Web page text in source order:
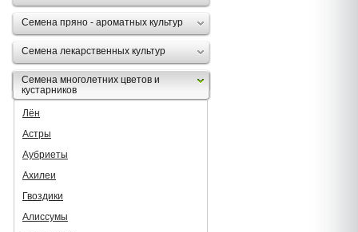
Семена пряно - ароматных культур
Семена лекарственных культур
Семена многолетних цветов и
кустарников
Лён
Астры
Аубриеты
Ахилеи
Гвоздики
Алиссумы